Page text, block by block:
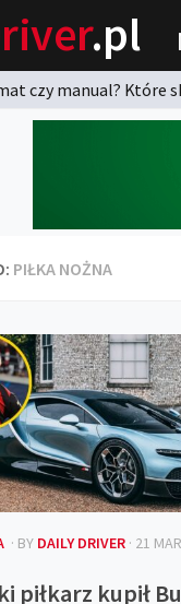
.pl
czy manual? Które
PIŁKA NOŻNA
· BY DAILY DRIVER · 21
piłkarz kupił